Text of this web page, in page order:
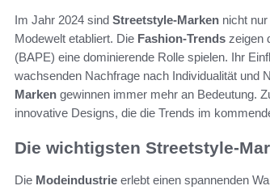
Im Jahr 2024 sind Streetstyle-Marken nicht
Modewelt etabliert. Die Fashion-Trends zeigen
(BAPE) eine dominierende Rolle spielen. Ihr
wachsenden Nachfrage nach Individualität und
Marken gewinnen immer mehr an Bedeutung.
innovative Designs, die die Trends im
Die wichtigsten Streetstyle-
Die Modeindustrie erlebt einen spannenden